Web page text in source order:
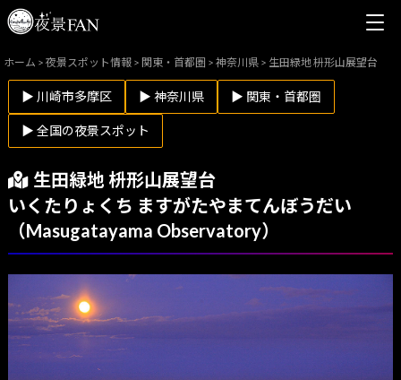
ホーム >夜景スポット情報 > 関東・首都圏 >神奈川県 > 生田緑地 枡形山展望台
▶ 川崎市多摩区 ▶ 神奈川県 ▶ 関東・首都圏
▶ 全国の夜景スポット
生田緑地 枡形山展望台
いくたりょくち ますがたやまてんぼうだい
（Masugatayama Observatory）